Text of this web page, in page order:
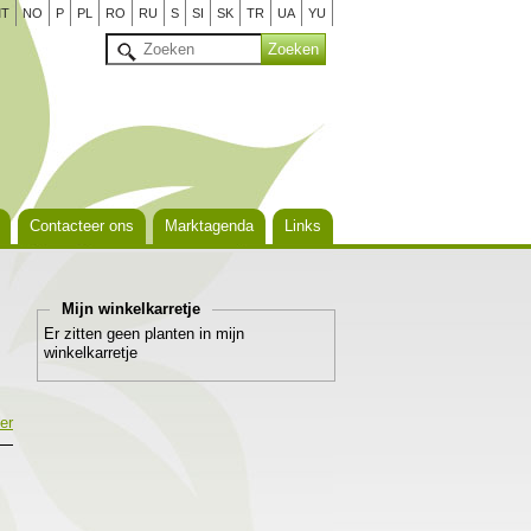
NO P PL RO RU S SI SK TR UA YU
Contacteer ons Marktagenda Links
Mijn winkelkarretje
Er zitten geen planten in mijn
winkelkarretje